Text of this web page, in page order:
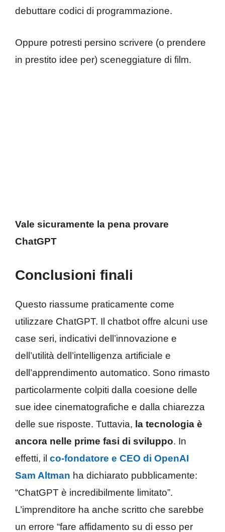
debuttare codici di programmazione.
Oppure potresti persino scrivere (o prendere
in prestito idee per) sceneggiature di film.
Vale sicuramente la pena provare
ChatGPT
Conclusioni finali
Questo riassume praticamente come
utilizzare ChatGPT. Il chatbot offre alcuni use
case seri, indicativi dell’innovazione e
dell’utilità dell’intelligenza artificiale e
dell’apprendimento automatico. Sono rimasto
particolarmente colpiti dalla coesione delle
sue idee cinematografiche e dalla chiarezza
delle sue risposte. Tuttavia, la tecnologia è
ancora nelle prime fasi di sviluppo. In
effetti, il co-fondatore e CEO di OpenAI
Sam Altman ha dichiarato pubblicamente:
“ChatGPT è incredibilmente limitato”.
L’imprenditore ha anche scritto che sarebbe
un errore “fare affidamento su di esso per